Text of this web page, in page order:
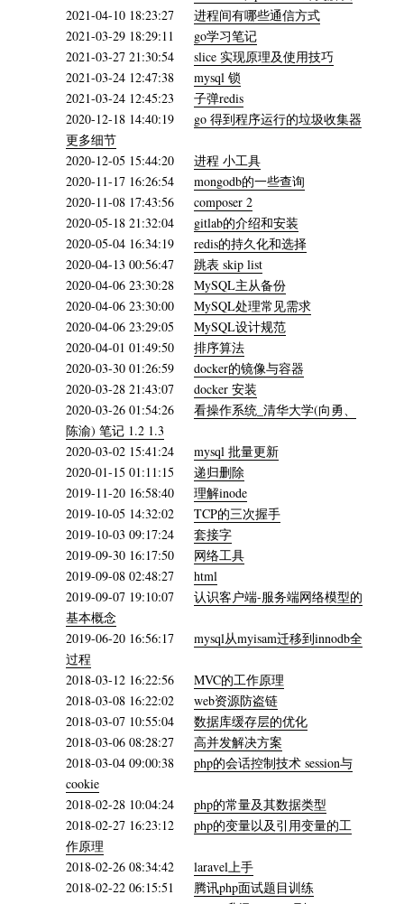
2021-04-10 18:23:27 进程间有哪些通信方式
2021-03-29 18:29:11 go学习笔记
2021-03-27 21:30:54 slice 实现原理及使用技巧
2021-03-24 12:47:38 mysql 锁
2021-03-24 12:45:23 子弹redis
2020-12-18 14:40:19 go 得到程序运行的垃圾收集器
更多细节
2020-12-05 15:44:20 进程 小工具
2020-11-17 16:26:54 mongodb的一些查询
2020-11-08 17:43:56 composer 2
2020-05-18 21:32:04 gitlab的介绍和安装
2020-05-04 16:34:19 redis的持久化和选择
2020-04-13 00:56:47 跳表 skip list
2020-04-06 23:30:28 MySQL主从备份
2020-04-06 23:30:00 MySQL处理常见需求
2020-04-06 23:29:05 MySQL设计规范
2020-04-01 01:49:50 排序算法
2020-03-30 01:26:59 docker的镜像与容器
2020-03-28 21:43:07 docker 安装
2020-03-26 01:54:26 看操作系统_清华大学(向勇、
陈渝) 笔记 1.2 1.3
2020-03-02 15:41:24 mysql 批量更新
2020-01-15 01:11:15 递归删除
2019-11-20 16:58:40 理解inode
2019-10-05 14:32:02 TCP的三次握手
2019-10-03 09:17:24 套接字
2019-09-30 16:17:50 网络工具
2019-09-08 02:48:27 html
2019-09-07 19:10:07 认识客户端-服务端网络模型的
基本概念
2019-06-20 16:56:17 mysql从myisam迁移到innodb全
过程
2018-03-12 16:22:56 MVC的工作原理
2018-03-08 16:22:02 web资源防盗链
2018-03-07 10:55:04 数据库缓存层的优化
2018-03-06 08:28:27 高并发解决方案
2018-03-04 09:00:38 php的会话控制技术 session与
cookie
2018-02-28 10:04:24 php的常量及其数据类型
2018-02-27 16:23:12 php的变量以及引用变量的工
作原理
2018-02-26 08:34:42 laravel上手
2018-02-22 06:15:51 腾讯php面试题目训练